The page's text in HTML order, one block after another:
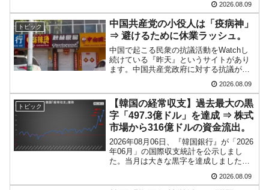
韓国K9専用砲弾･装薬自動供給装甲車両･珍兵
器「K10」が改良に乗り出す。
『Money1』
韓国「2026年07月の輸出入」絶好調。半導体
だけで410億ドル、輸出全体の41％もある
韓国･李在明「青年層の雇用状況が悪い。せ
や、若者に起業させよう」⇒ どんな雇用対策だソレ。
『Money1』
【韓国の外貨準備】2026年07月は4,279億ド
ル。外平債の発行「19.4億ドル」
『Money1』
韓国「ここは北朝鮮なのか。選管がサーバー
にウソのデータを入力したのは明白だ」
『Money1』
韓国･李在明さっそく不動産対策で浅薄な発
訳です。表題：韓国銀行、国内生産金の
買い入れ協力体制を構築□『韓国銀行』
は、国内生産金の買い入れに...
2026.08.09
トピック
中国共産党の小役人は「疫病神」
⇒ 避けるために休業ラッシュ。
中国で起こる民衆の抗議活動をWatchし
続けている『昨天』というサイトがあり
ます。中国共産党政府に対する抗議がい
かに頻発しているかを時系列で確認でき
る優れたサイトです。『昨天』がとても
ユニークな記事を出しているのでご紹介
します。「疫病神※が...
2026.08.09
トピック
【韓国の経常収支】過去最大の黒
字「497.3億ドル」を達成 ⇒ 株式
市場から316億ドルの資金流出。
2026年08月06日、『韓国銀行』が「2026
年06月」の国際収支統計を公示しまし
た。当月は大きな黒字を達成しました。
フォーカスしているのが2026年06月の経
2026.08.09